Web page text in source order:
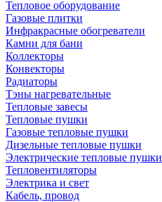
Тепловое оборудование
Газовые плитки
Инфракрасные обогреватели
Камни для бани
Коллекторы
Конвекторы
Радиаторы
Тэны нагревательные
Тепловые завесы
Тепловые пушки
Газовые тепловые пушки
Дизельные тепловые пушки
Электрические тепловые пушки
Тепловентиляторы
Электрика и свет
Кабель, провод